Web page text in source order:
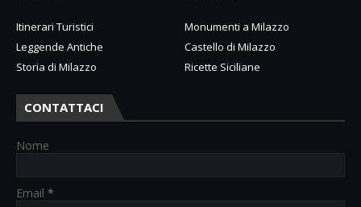
Itinerari Turistici
Monumenti a Milazzo
Leggende Antiche
Castello di Milazzo
Storia di Milazzo
Ricette Siciliane
CONTATTACI
Nome
Email *